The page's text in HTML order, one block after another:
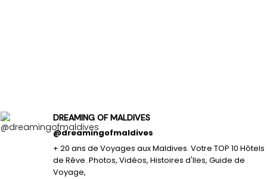
DREAMING OF MALDIVES
@dreamingofmaldives
+ 20 ans de Voyages aux Maldives. Votre TOP 10 Hôtels
de Rêve. Photos, Vidéos, Histoires d'Iles, Guide de
Voyage,